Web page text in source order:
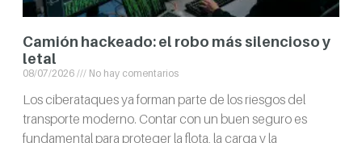
Camión hackeado: el robo más silencioso y
letal
08/07/2026 No hay comentarios
Los ciberataques ya forman parte de los riesgos del
transporte moderno. Contar con un buen seguro es
fundamental para proteger la flota, la carga y la